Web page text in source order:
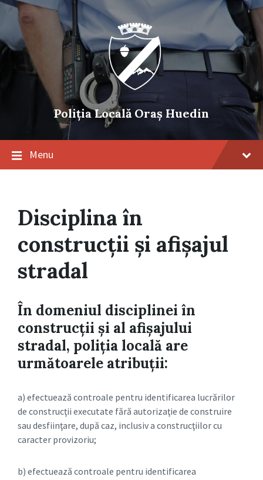
Skip
content
Skip
main
navigation
Skip
footer
Poliția Locală Oraș Huedin
Menu
Disciplina în
construcţii şi afişajul
stradal
În domeniul disciplinei în
construcţii şi al afişajului
stradal, poliţia locală are
următoarele atribuţii:
a) efectuează controale pentru identificarea lucrărilor
de construcţii executate fără autorizaţie de construire
sau desfiinţare, după caz, inclusiv a construcţiilor cu
caracter provizoriu;
b) efectuează controale pentru identificarea